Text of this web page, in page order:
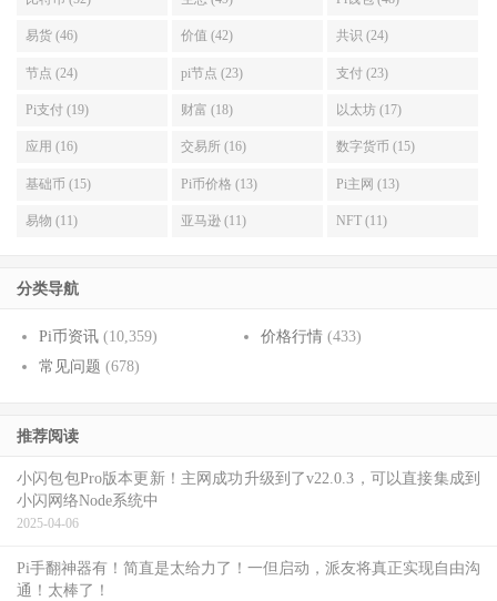
易货 (46) 价值 (42) 共识 (24)
节点 (24) pi节点 (23) 支付 (23)
Pi支付 (19) 财富 (18) 以太坊 (17)
应用 (16) 交易所 (16) 数字货币 (15)
基础币 (15) Pi币价格 (13) Pi主网 (13)
易物 (11) 亚马逊 (11) NFT (11)
分类导航
Pi币资讯 (10,359) 价格行情(433)
常见问题 (678)
推荐阅读
小闪包包Pro版本更新！主网成功升级到了v22.0.3，可以直接集成到
小闪网络Node系统中
2025-04-06
Pi手翻神器有！简直是太给力了！一但启动，派友将真正实现自由沟
通！太棒了！